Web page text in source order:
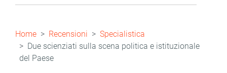
Briciole
di
Home Recensioni
Specialistica
Due scienziati sulla scena politica e istituzionale
del Paese